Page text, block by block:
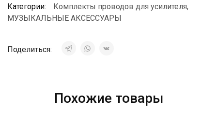
Категории:
Комплекты проводов для усилителя,
МУЗЫКАЛЬНЫЕ АКСЕССУАРЫ
Поделиться:
Похожие товары